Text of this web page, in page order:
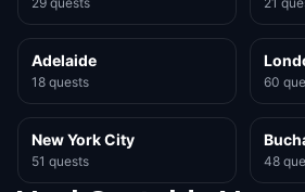
Adelaide
18 quests 60
New York City
51 quests 48